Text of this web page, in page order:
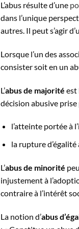
L’abus résulte d’une
dans l’unique
autres. Il peut s’agir
Lorsque l’un des
consister soit en un
L’abus de majorité est
décision abusive
l’atteinte portée à
la rupture
L’abus de minorité
injustement à
contraire à l’intérêt
La notion d’abus